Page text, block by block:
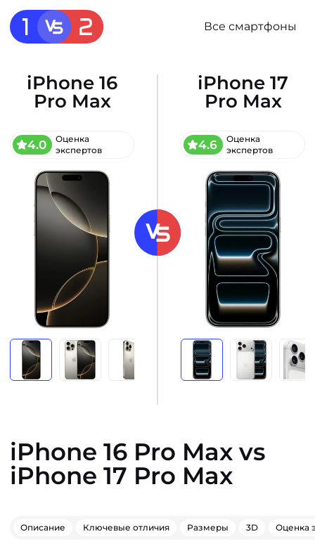
Все смартфоны
iPhone 16
Pro Max
4.0
Оценка
экспертов
iPhone 17
Pro Max
4.6
Оценка
экспертов
iPhone 16 Pro Max vs
iPhone 17 Pro Max
Описание Ключевые отличия Размеры 3D Оценка